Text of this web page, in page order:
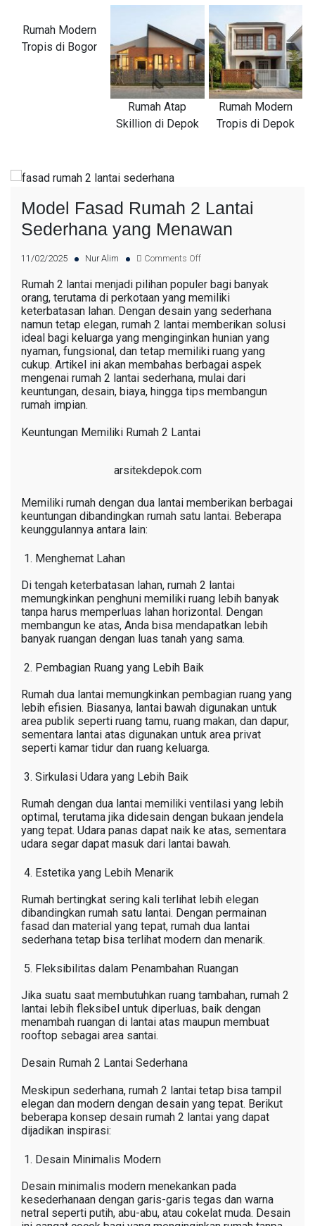
Rumah Modern
Tropis di Bogor
Rumah Atap
Skillion di Depok
Rumah Modern
Tropis di Depok
Model Fasad Rumah 2 Lantai
Sederhana yang Menawan
11/02/2025 Nur Alim Comments Off
Rumah 2 lantai menjadi pilihan populer bagi banyak
orang, terutama di perkotaan yang memiliki
keterbatasan lahan. Dengan desain yang sederhana
namun tetap elegan, rumah 2 lantai memberikan solusi
ideal bagi keluarga yang menginginkan hunian yang
nyaman, fungsional, dan tetap memiliki ruang yang
cukup. Artikel ini akan membahas berbagai aspek
mengenai rumah 2 lantai sederhana, mulai dari
keuntungan, desain, biaya, hingga tips membangun
rumah impian.
Keuntungan Memiliki Rumah 2 Lantai
arsitekdepok.com
Memiliki rumah dengan dua lantai memberikan berbagai
keuntungan dibandingkan rumah satu lantai. Beberapa
keunggulannya antara lain:
Menghemat Lahan
Di tengah keterbatasan lahan, rumah 2 lantai
memungkinkan penghuni memiliki ruang lebih banyak
tanpa harus memperluas lahan horizontal. Dengan
membangun ke atas, Anda bisa mendapatkan lebih
banyak ruangan dengan luas tanah yang sama.
Pembagian Ruang yang Lebih Baik
Rumah dua lantai memungkinkan pembagian ruang yang
lebih efisien. Biasanya, lantai bawah digunakan untuk
area publik seperti ruang tamu, ruang makan, dan dapur,
sementara lantai atas digunakan untuk area privat
seperti kamar tidur dan ruang keluarga.
Sirkulasi Udara yang Lebih Baik
Rumah dengan dua lantai memiliki ventilasi yang lebih
optimal, terutama jika didesain dengan bukaan jendela
yang tepat. Udara panas dapat naik ke atas, sementara
udara segar dapat masuk dari lantai bawah.
Estetika yang Lebih Menarik
Rumah bertingkat sering kali terlihat lebih elegan
dibandingkan rumah satu lantai. Dengan permainan
fasad dan material yang tepat, rumah dua lantai
sederhana tetap bisa terlihat modern dan menarik.
Fleksibilitas dalam Penambahan Ruangan
Jika suatu saat membutuhkan ruang tambahan, rumah 2
lantai lebih fleksibel untuk diperluas, baik dengan
menambah ruangan di lantai atas maupun membuat
rooftop sebagai area santai.
Desain Rumah 2 Lantai Sederhana
Meskipun sederhana, rumah 2 lantai tetap bisa tampil
elegan dan modern dengan desain yang tepat. Berikut
beberapa konsep desain rumah 2 lantai yang dapat
dijadikan inspirasi:
Desain Minimalis Modern
Desain minimalis modern menekankan pada
kesederhanaan dengan garis-garis tegas dan warna
netral seperti putih, abu-abu, atau cokelat muda. Desain